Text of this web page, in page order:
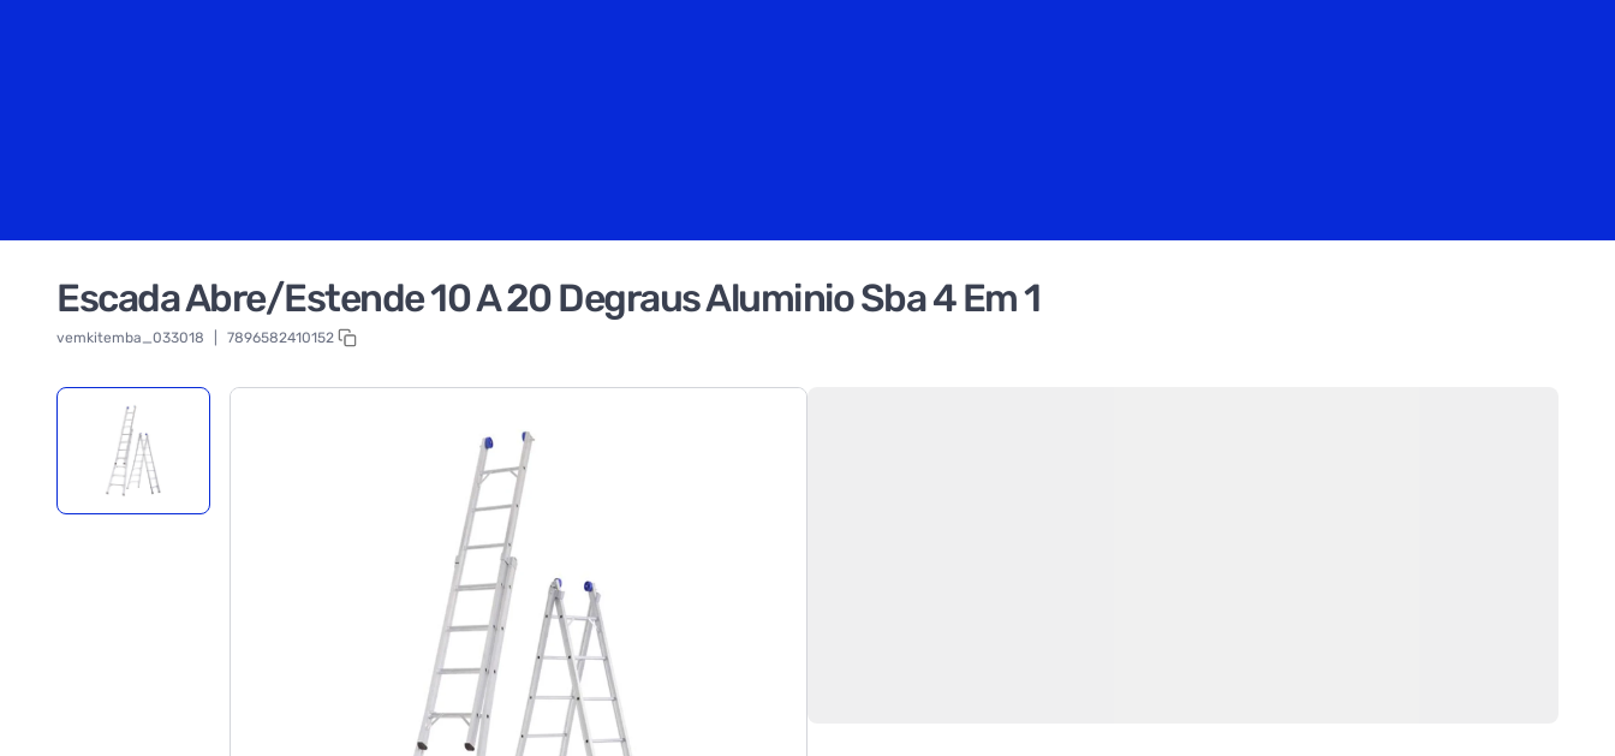
Escada Abre/Estende 10 A 20 Degraus Aluminio Sba 4 Em 1
vemkitemba_033018 7896582410152